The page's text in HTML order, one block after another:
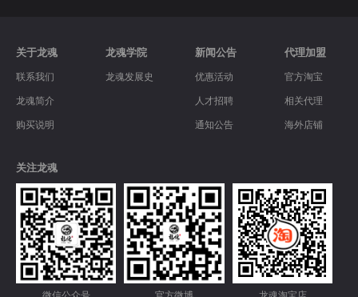
关于龙魂
联系我们
龙魂简介
购买说明
龙魂学院
龙魂发展史
新闻公告
优惠活动
人才招聘
通知公告
代理加盟
官方淘宝
相关代理
海外店铺
关注龙魂